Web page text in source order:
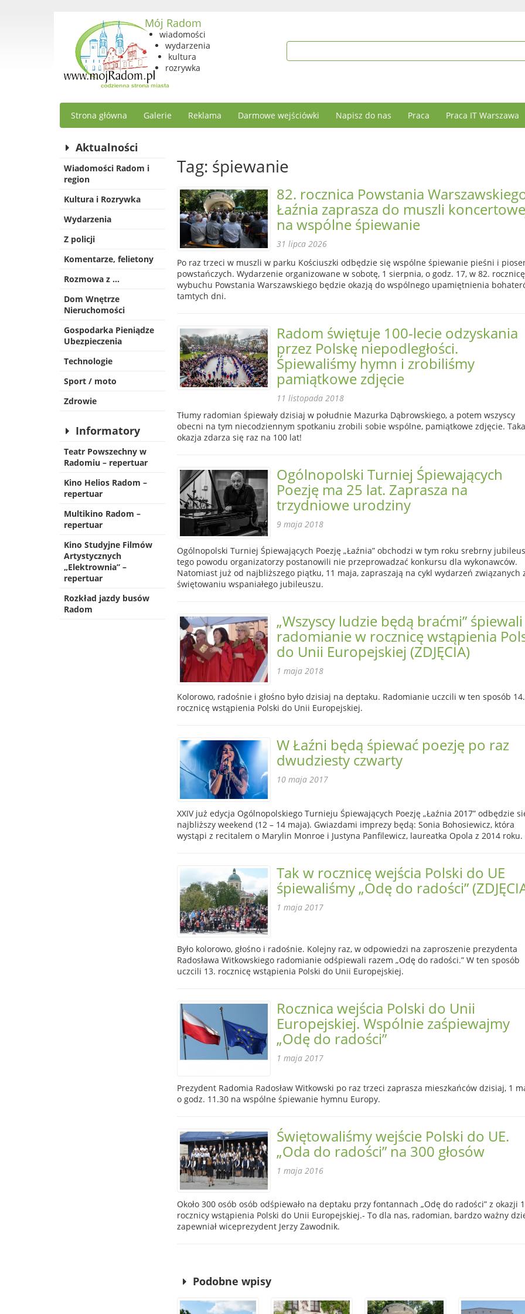
Mój Radom
wiadomości
wydarzenia
kultura
rozrywka
Strona główna Galerie Reklama Darmowe wejściówki Napisz do nas Praca Praca IT Warszawa
Aktualności
Wiadomości Radom i
region
Kultura i Rozrywka
Wydarzenia
Z policji
Komentarze, felietony
Rozmowa z …
Dom Wnętrze
Nieruchomości
Gospodarka Pieniądze
Ubezpieczenia
Technologie
Sport / moto
Zdrowie
Informatory
Teatr Powszechny w
Radomiu – repertuar
Kino Helios Radom –
repertuar
Multikino Radom –
repertuar
Kino Studyjne Filmów
Artystycznych
„Elektrownia” –
repertuar
Rozkład jazdy busów
Radom
Tag: śpiewanie
82. rocznica Powstania
Łaźnia zaprasza do muszli
na wspólne śpiewanie
31 lipca 2026
Po raz trzeci w muszli w parku Kościuszki odbędzie się wspólne śpiewanie pieśni i
powstańczych. Wydarzenie organizowane w sobotę, 1 sierpnia, o godz. 17, w 82. rocznicę
wybuchu Powstania Warszawskiego będzie okazją do wspólnego upamiętnienia
tamtych dni.
Radom świętuje 100-lecie odzyskania
przez Polskę niepodległości.
Śpiewaliśmy hymn i zrobiliśmy
pamiątkowe zdjęcie
11 listopada 2018
Tłumy radomian śpiewały dzisiaj w południe Mazurka Dąbrowskiego, a potem wszyscy
obecni na tym niecodziennym spotkaniu zrobili sobie wspólne, pamiątkowe zdjęcie. Taka
okazja zdarza się raz na 100 lat!
Ogólnopolski Turniej Śpiewających
Poezję ma 25 lat. Zaprasza na
trzydniowe urodziny
9 maja 2018
Ogólnopolski Turniej Śpiewających Poezję „Łaźnia” obchodzi w tym roku srebrny
tego powodu organizatorzy postanowili nie przeprowadzać konkursu dla wykonawców.
Natomiast już od najbliższego piątku, 11 maja, zapraszają na cykl wydarzeń związanych
świętowaniu wspaniałego jubileuszu.
„Wszyscy ludzie będą braćmi” śpiewali
radomianie w rocznicę wstąpienia
do Unii Europejskiej (ZDJĘCIA)
1 maja 2018
Kolorowo, radośnie i głośno było dzisiaj na deptaku. Radomianie uczcili w ten sposób 14.
rocznicę wstąpienia Polski do Unii Europejskiej.
W Łaźni będą śpiewać poezję po raz
dwudziesty czwarty
10 maja 2017
XXIV już edycja Ogólnopolskiego Turnieju Śpiewających Poezję „Łaźnia 2017” odbędzie
najbliższy weekend (12 – 14 maja). Gwiazdami imprezy będą: Sonia Bohosiewicz, która
wystąpi z recitalem o Marylin Monroe i Justyna Panfilewicz, laureatka Opola z 2014 roku.
Tak w rocznicę wejścia Polski do UE
śpiewaliśmy „Odę do radości”
1 maja 2017
Było kolorowo, głośno i radośnie. Kolejny raz, w odpowiedzi na zaproszenie prezydenta
Radosława Witkowskiego radomianie odśpiewali razem „Odę do radości.” W ten sposób
uczcili 13. rocznicę wstąpienia Polski do Unii Europejskiej.
Rocznica wejścia Polski do Unii
Europejskiej. Wspólnie zaśpiewajmy
„Odę do radości”
1 maja 2017
Prezydent Radomia Radosław Witkowski po raz trzeci zaprasza mieszkańców dzisiaj, 1
o godz. 11.30 na wspólne śpiewanie hymnu Europy.
Świętowaliśmy wejście Polski do UE.
„Oda do radości” na 300 głosów
1 maja 2016
Około 300 osób osób odśpiewało na deptaku przy fontannach „Odę do radości” z okazji
rocznicy wstąpienia Polski do Unii Europejskiej.- To dla nas, radomian, bardzo ważny
zapewniał wiceprezydent Jerzy Zawodnik.
Podobne wpisy